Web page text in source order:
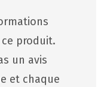
produit.
un avis
et chaque